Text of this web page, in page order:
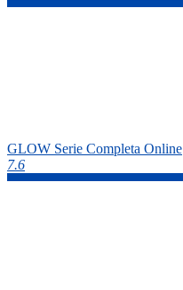
GLOW Serie Completa Online
7.6